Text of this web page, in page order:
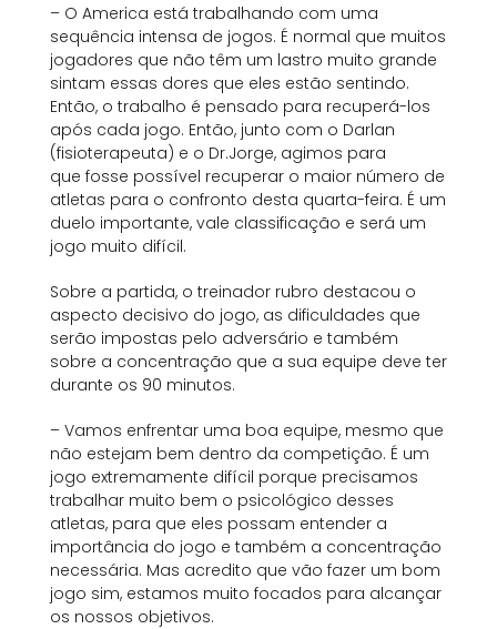
– O America está trabalhando com uma
sequência intensa de jogos. É normal que muitos
jogadores que não têm um lastro muito grande
sintam essas dores que eles estão sentindo.
Então, o trabalho é pensado para recuperá-los
após cada jogo. Então, junto com o Darlan
(fisioterapeuta) e o Dr.Jorge, agimos para
que fosse possível recuperar o maior número de
atletas para o confronto desta quarta-feira. É um
duelo importante, vale classificação e será um
jogo muito difícil.
Sobre a partida, o treinador rubro destacou o
aspecto decisivo do jogo, as dificuldades que
serão impostas pelo adversário e também
sobre a concentração que a sua equipe deve ter
durante os 90 minutos.
– Vamos enfrentar uma boa equipe, mesmo que
não estejam bem dentro da competição. É um
jogo extremamente difícil porque precisamos
trabalhar muito bem o psicológico desses
atletas, para que eles possam entender a
importância do jogo e também a concentração
necessária. Mas acredito que vão fazer um bom
jogo sim, estamos muito focados para alcançar
os nossos objetivos.